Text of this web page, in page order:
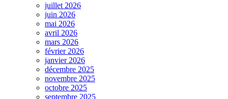
juillet 2026
juin 2026
mai 2026
avril 2026
mars 2026
février 2026
janvier 2026
décembre 2025
novembre 2025
octobre 2025
septembre 2025